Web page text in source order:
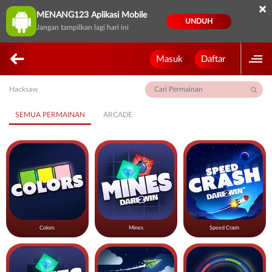
MENANG123 Aplikasi Mobile
Jangan tampilkan lagi hari ini
UNDUH
×
Masuk Daftar
Hacksaw
SEMUA PERMAINAN ARCADE
Colors Mines Speed Crash